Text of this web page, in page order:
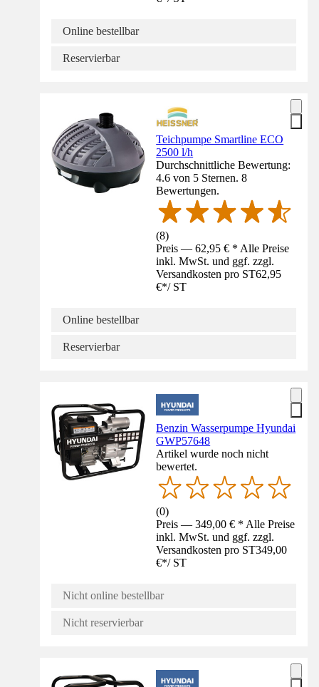
Online bestellbar
Reservierbar
Teichpumpe Smartline ECO
2500 l/h
Durchschnittliche Bewertung:
4.6 von 5 Sternen. 8
Bewertungen.
(8)
Preis — 62,95 € * Alle Preise
inkl. MwSt. und ggf. zzgl.
Versandkosten pro ST62,95
€*/ ST
Online bestellbar
Reservierbar
Benzin Wasserpumpe Hyundai
GWP57648
Artikel wurde noch nicht
bewertet.
(0)
Preis — 349,00 € * Alle Preise
inkl. MwSt. und ggf. zzgl.
Versandkosten pro ST349,00
€*/ ST
Nicht online bestellbar
Nicht reservierbar